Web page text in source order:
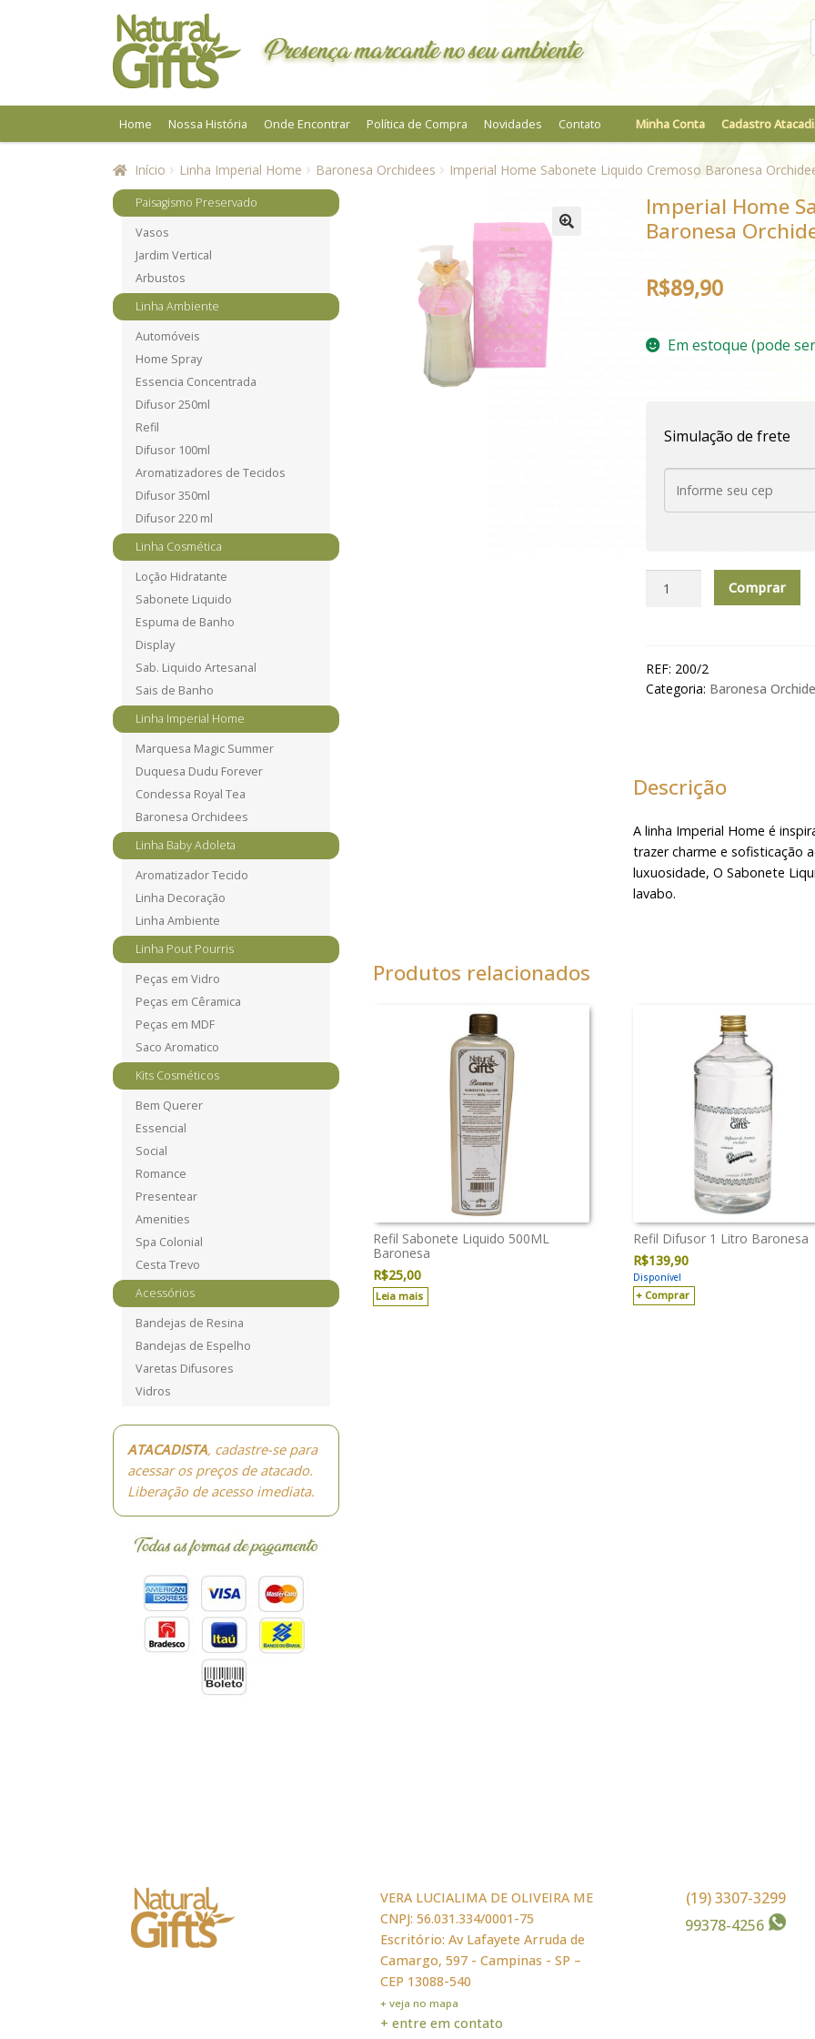
Pular
para
navegação
Pular
para
o
conteúdo
Presença marcante no seu ambiente
Home Nossa História Onde Encontrar Política de Compra Novidades Contato Minha Conta Cadastro
Início Linha Imperial Home Baronesa Orchidees Imperial Home Sabonete Liquido Cremoso Baronesa
Imperial Home
Baronesa
R$89,90
Em estoque (pode
Simulação de frete
Cremoso
Baronesa
Comprar
REF: 200/2
Categoria: Baronesa
Descrição
A linha Imperial Home é
trazer charme e sofisticação
luxuosidade, O Sabonete
lavabo.
Produtos relacionados
Refil Sabonete Liquido 500ML
Baronesa
R$25,00
Leia mais
Refil Difusor 1 Litro Baronesa
R$139,90
Disponível
Comprar
Paisagismo Preservado
Vasos
Jardim Vertical
Arbustos
Linha Ambiente
Automóveis
Home Spray
Essencia Concentrada
Difusor 250ml
Refil
Difusor 100ml
Aromatizadores de Tecidos
Difusor 350ml
Difusor 220 ml
Linha Cosmética
Loção Hidratante
Sabonete Liquido
Espuma de Banho
Display
Sab. Liquido Artesanal
Sais de Banho
Linha Imperial Home
Marquesa Magic Summer
Duquesa Dudu Forever
Condessa Royal Tea
Baronesa Orchidees
Linha Baby Adoleta
Aromatizador Tecido
Linha Decoração
Linha Ambiente
Linha Pout Pourris
Peças em Vidro
Peças em Cêramica
Peças em MDF
Saco Aromatico
Kits Cosméticos
Bem Querer
Essencial
Social
Romance
Presentear
Amenities
Spa Colonial
Cesta Trevo
Acessórios
Bandejas de Resina
Bandejas de Espelho
Varetas Difusores
Vidros
ATACADISTA, cadastre-se para
acessar os preços de atacado.
Liberação de acesso imediata.
VERA LUCIALIMA DE OLIVEIRA ME
CNPJ: 56.031.334/0001-75
Escritório: Av Lafayete Arruda de
Camargo, 597 - Campinas - SP –
CEP 13088-540
+ veja no mapa
+ entre em contato
(19) 3307-3299
99378-4256